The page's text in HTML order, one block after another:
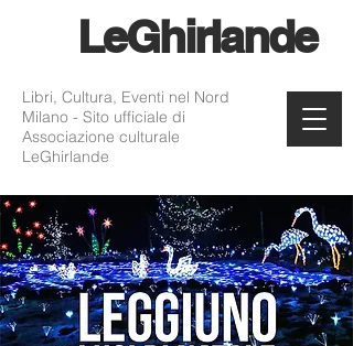
LeGhirlande
Libri, Cultura, Eventi nel Nord
Milano - Sito ufficiale di
Associazione culturale
LeGhirlande